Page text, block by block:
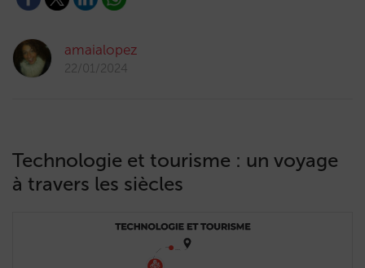
amaialopez
22/01/2024
Technologie et tourisme : un voyage
à travers les siècles